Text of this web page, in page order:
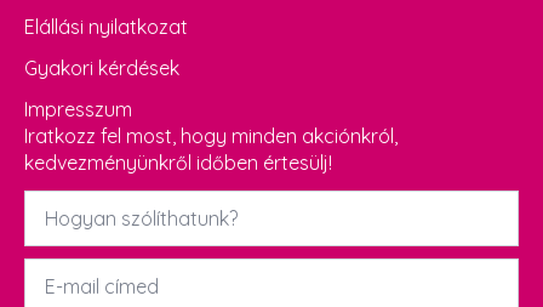
Elállási nyilatkozat
Gyakori kérdések
Impresszum
Iratkozz fel most, hogy minden akciónkról,
kedvezményünkről időben értesülj!
Név
Email